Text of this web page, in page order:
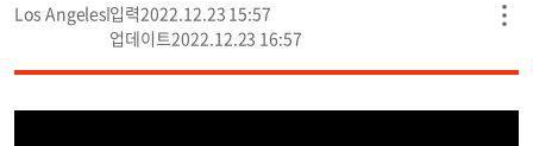
Los Angeles
2022.12.23 15:57
2022.12.23 16:57